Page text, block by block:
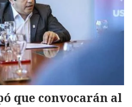
que convocarán al